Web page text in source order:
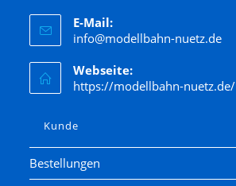
E-Mail:
info@modellbahn-nuetz.de
Webseite:
https://modellbahn-nuetz.de/
Kunde
Bestellungen